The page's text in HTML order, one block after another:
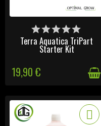
DERNIERS ARTICLES EN
STOCK
Terra Aquatica TriPart
Starter Kit
19,90 €